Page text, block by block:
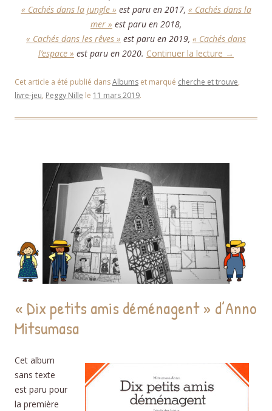
« Cachés dans la jungle » est paru en 2017, « Cachés dans la
mer » est paru en 2018,
« Cachés dans les rêves » est paru en 2019, « Cachés dans
l’espace » est paru en 2020. Continuer la lecture →
Cet article a été publié dansAlbums et marqué cherche et trouve,
livre-jeu, Peggy Nille le 11 mars 2019.
« Dix petits amis déménagent » d’Anno
Mitsumasa
Cet album
sans texte
est paru pour
la première